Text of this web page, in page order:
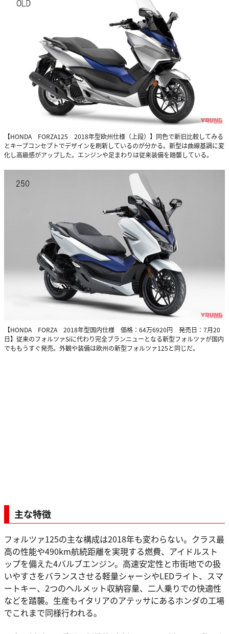
【HONDA FORZA125 2018年型欧州仕様（上段）】同色で新旧比較してみる
とキープコンセプトでデザインを刷新しているのが分かる。新型は曲線基調に変
化し高級感がアップした。エンジンや足まわりは従来装備を踏襲している。
【HONDA FORZA 2018年型国内仕様 価格：64万6920円 発売日：7月20
日】従来のフォルツァSiに代わり完全ブランニューとなる新型フォルツァが国内
でももうすぐ発売。外観や装備は欧州の新型フォルツァ125と同じだ。
主な特徴
フォルツァ125の主な構成は2018年も変わらない。クラス最
高の性能や490km航続距離を実現する燃費、アイドルスト
ップを備えた4バルブエンジン。高速安定性と市街地での扱
いやすさをバランスさせる軽量シャーシやLEDライト、スマ
ートキー、2つのヘルメット収納容量、二人乗りでの快適性
などを踏襲。生産もイタリアのアテッサにあるホンダの工場
でこれまで同様行われる。